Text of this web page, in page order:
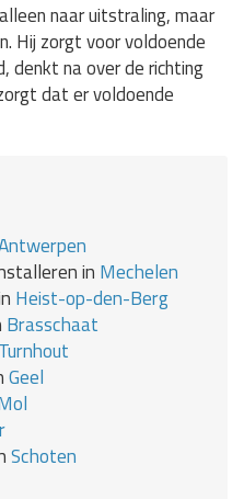
naar uitstraling, maar
Hij zorgt voor voldoende
denkt na over de richting
dat er voldoende
in Mechelen
Heist-op-den-Berg
Brasschaat
Turnhout
Geel
Schoten